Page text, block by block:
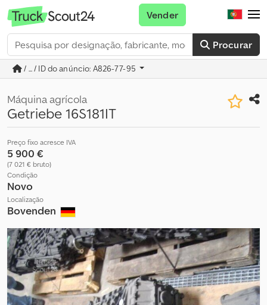
Procurar
Vender
/ ... / ID do anúncio: A826-77-95
Máquina agrícola
Getriebe 16S181IT
Preço fixo acresce IVA
5 900 €
(7 021 € bruto)
Condição
Novo
Localização
Bovenden